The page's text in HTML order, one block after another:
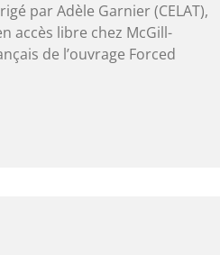
par Adèle Garnier (CELAT),
accès libre chez McGill-
de l’ouvrage Forced